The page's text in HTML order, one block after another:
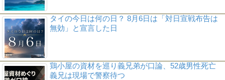
タイの今日は何の日？ 8月6日は「対日宣戦布告は
無効」と宣言した日
鶏小屋の資材を巡り義兄弟が口論、52歳男性死亡
義兄は現場で警察待つ